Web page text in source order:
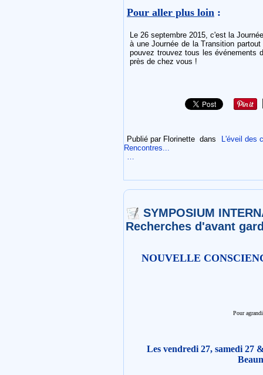
Pour aller plus loin :
Le 26 septembre 2015, c'est la
à une Journée de la Transition
pouvez trouvez tous les événements
près de chez vous !
Publié par Florinette dans
L'éveil des
Rencontres...
…
SYMPOSIUM
Recherches d'avant
NOUVELLE
Pour
Les vendredi 27, samedi 27